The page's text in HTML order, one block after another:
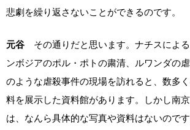
悲劇を繰り返さないことができるのです。
元谷 その通りだと思います。ナチスによ
ンボジアのポル・ポトの粛清、ルワンダの
のような虐殺事件の現場を訪れると、数多
料を展示した資料館があります。しかし南
は、なんら具体的な写真や資料はないので